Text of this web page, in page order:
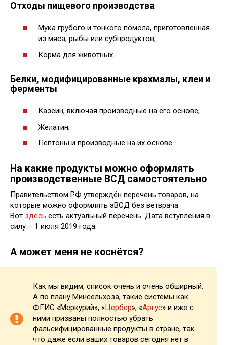
Отходы пищевого производства
Мука грубого и тонкого помола, приготовленная
из мяса, рыбы или субпродуктов;
Корма для животных.
Белки, модифицированные крахмалы, клеи и
ферменты
Казеин, включая производные на его основе;
Желатин;
Пептоны и производные на их основе.
На какие продукты можно оформлять
производственные ВСД самостоятельно
Правительством РФ утверждён перечень товаров, на
которые можно оформлять эВСД без ветврача.
Вот здесь есть актуальный перечень. Дата вступления в
силу – 1 июля 2019 года.
А может меня не коснётся?
Как мы видим, список очень и очень обширный.
А по плану Минсельхоза, такие системы как
ФГИС «Меркурий», «Цербер», «Аргус» и иже с
ними призваны полностью убрать
фальсифицированные продукты в стране, так
что даже если ваших товаров сегодня нет в